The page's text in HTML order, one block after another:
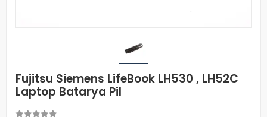
Fujitsu Siemens LifeBook LH530 , LH52C
Laptop Batarya Pil